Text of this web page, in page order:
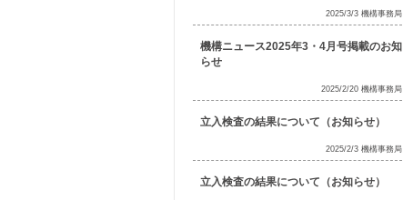
2025/3/3 機構事務局
機構ニュース2025年3・4月号掲載のお知
らせ
2025/2/20 機構事務局
立入検査の結果について（お知らせ）
2025/2/3 機構事務局
立入検査の結果について（お知らせ）